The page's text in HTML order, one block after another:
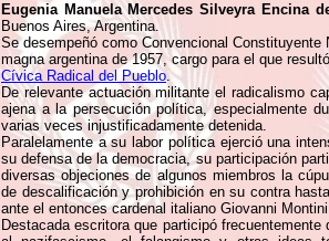
Eugenia Manuela Mercedes Silveyra Encina
Buenos Aires, Argentina.
Se desempeñó como Convencional
magna argentina de 1957, cargo para el que
Cívica Radical del Pueblo.
De relevante actuación militante el radicalismo
ajena a la persecución política, especialmente
varias veces injustificadamente detenida.
Paralelamente a su labor política ejerció una
su defensa de la democracia, su participación
diversas objeciones de algunos miembros la
de descalificación y prohibición en su contra
ante el entonces cardenal italiano Giovanni
Destacada escritora que participó